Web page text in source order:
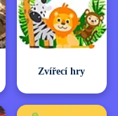
Zvířecí hry